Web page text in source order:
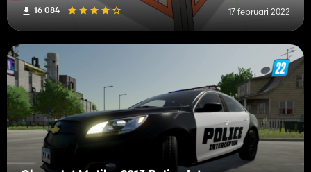
16 084 17 februari 2022